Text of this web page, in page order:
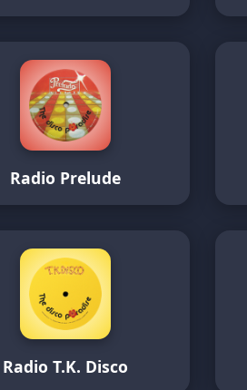
Radio Prelude
Radio T.K. Disco